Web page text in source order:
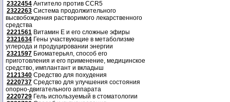
2322454 Антитело против CCR5
2322263 Система продолжительного
высвобождения растворимого лекарственного
средства
2221561 Витамин Е и его сложные эфиры
2321634 Гены участвующие в метаболизме
углерода и продуцировании энергии
2321597 Биоматерьял, способ его
приготовления и его применение, медицинское
средство, имплантант и вкладыш
2121340 Средство для похудения
2220737 Средство для улучшения состояния
опорно-двигательного аппарата
2220729 Гель используемый в стоматологии